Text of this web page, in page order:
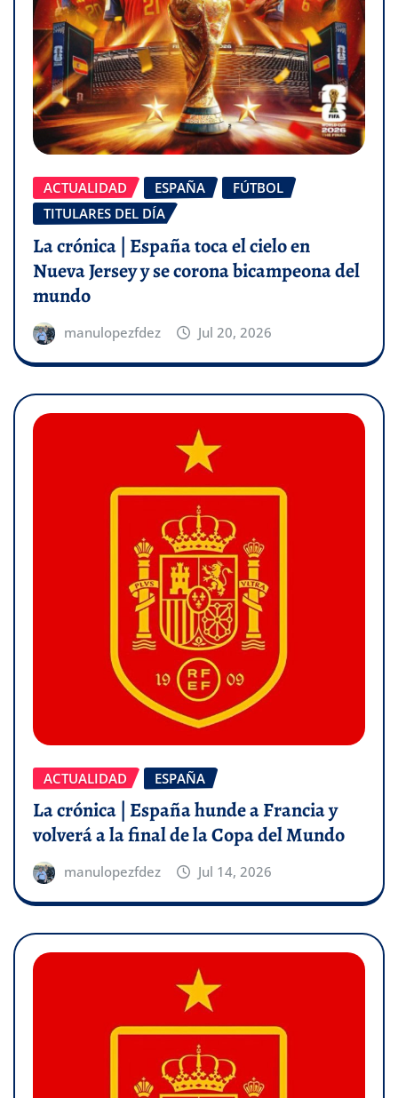
ACTUALIDAD ESPAÑA
FÚTBOL
TITULARES DEL DÍA
La crónica | España toca el cielo en
Nueva Jersey y se corona bicampeona del
mundo
manulopezfdez Jul 20, 2026
ACTUALIDAD ESPAÑA
La crónica | España hunde a Francia y
volverá a la final de la Copa del Mundo
manulopezfdez Jul 14, 2026